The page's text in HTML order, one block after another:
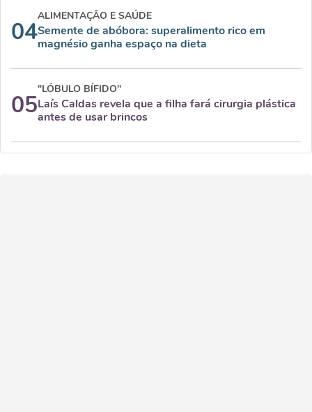
04
ALIMENTAÇÃO E SAÚDE
Semente de abóbora: superalimento rico em
magnésio ganha espaço na dieta
05
"LÓBULO BÍFIDO"
Laís Caldas revela que a filha fará cirurgia plástica
antes de usar brincos